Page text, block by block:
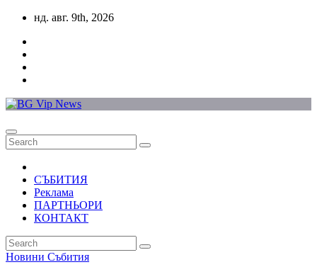
Skip
content
нд. авг. 9th, 2026
СЪБИТИЯ
Реклама
ПАРТНЬОРИ
КОНТАКТ
Новини Събития